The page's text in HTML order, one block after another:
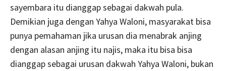
sayembara itu dianggap sebagai dakwah pula.
Demikian juga dengan Yahya Waloni, masyarakat bisa
punya pemahaman jika urusan dia menabrak anjing
dengan alasan anjing itu najis, maka itu bisa bisa
dianggap sebagai urusan dakwah Yahya Waloni, bukan